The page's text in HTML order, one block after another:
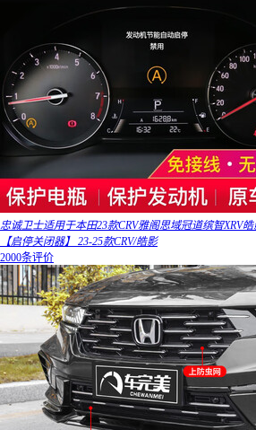
忠诚卫士适用于本田23款CRV雅阁思域冠道缤智XRV
【启停关闭器】 23-25款CRV/皓影
2000条评价